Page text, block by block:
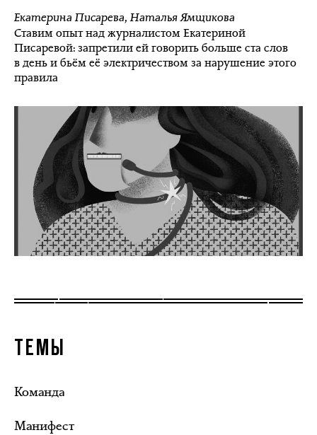
Екатерина Писарева,Наталья Ямщикова
Ставим опыт над журналистом Екатериной
Писаревой: запретили ей говорить больше ста слов
в день и бьём её электричеством за нарушение этого
правила
ТЕМЫ
Команда
Манифест